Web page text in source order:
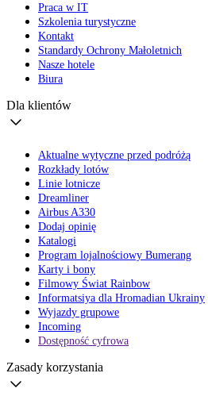
Praca w IT
Szkolenia turystyczne
Kontakt
Standardy Ochrony Małoletnich
Nasze hotele
Biura
Dla klientów
Aktualne wytyczne przed podróżą
Rozkłady lotów
Linie lotnicze
Dreamliner
Airbus A330
Dodaj opinię
Katalogi
Program lojalnościowy Bumerang
Karty i bony
Filmowy Świat Rainbow
Informatsiya dla Hromadian Ukrainy
Wyjazdy grupowe
Incoming
Dostępność cyfrowa
Zasady korzystania